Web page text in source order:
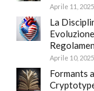
Aprile 11, 2025
La
Aprile 10, 2025
Formants